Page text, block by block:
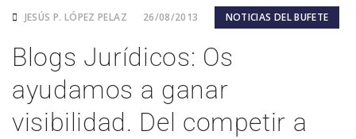
JESÚS P. LÓPEZ PELAZ 26/08/2013 NOTICIAS DEL BUFETE
Blogs Jurídicos: Os
ayudamos a ganar
visibilidad. Del competir a